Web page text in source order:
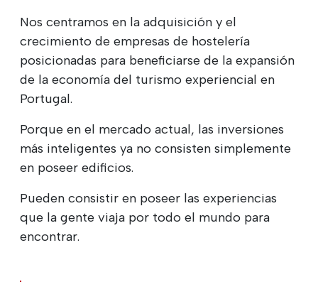
Nos centramos en la adquisición y el
crecimiento de empresas de hostelería
posicionadas para beneficiarse de la expansión
de la economía del turismo experiencial en
Portugal.
Porque en el mercado actual, las inversiones
más inteligentes ya no consisten simplemente
en poseer edificios.
Pueden consistir en poseer las experiencias
que la gente viaja por todo el mundo para
encontrar.